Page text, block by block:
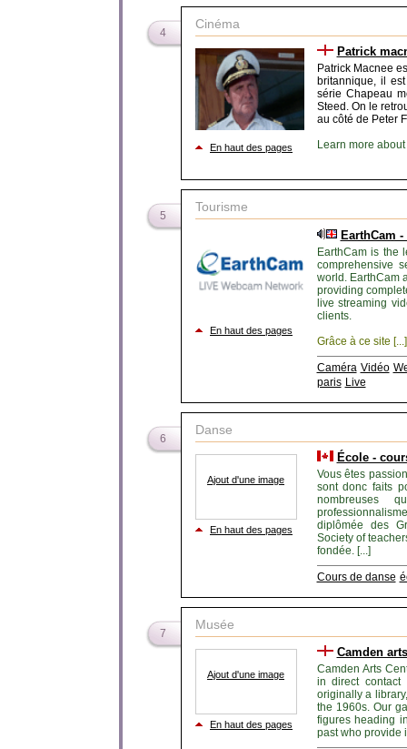
4
Cinéma
En haut des pages
Patrick
Patrick Macnee
britannique, il
série Chapeau
Steed. On le
au côté de Peter
Learn more
5
Tourisme
En haut des pages
EarthCam
EarthCam is the
comprehensive
world. EarthCam
providing
live streaming
clients.
Grâce à ce site [...]
Caméra Vidéo
paris Live
6
Danse
Ajout d'une image
En haut des pages
École -
Vous êtes
sont donc faits
nombreuses
diplômée des
Society of
fondée. [...]
Cours de danse
7
Musée
Ajout d'une image
En haut des pages
Camden
Camden Arts
in direct
originally a
the 1960s. Our
figures heading
past who provide